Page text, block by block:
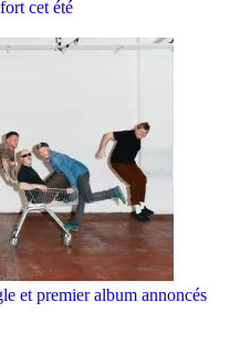
cet été
et premier album annoncés